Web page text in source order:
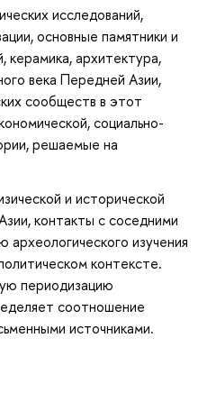
исследований,
основные памятники и
керамика, архитектура,
века Передней Азии,
сообществ в этот
социально-
решаемые на
и исторической
контакты с соседними
изучения
контексте.
периодизацию
соотношение
источниками.